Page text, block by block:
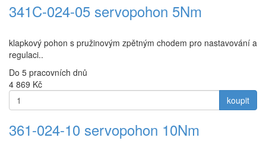
341C-024-05 servopohon 5Nm
klapkový pohon s pružinovým zpětným chodem pro nastavování a
regulaci..
Do 5 pracovních dnů
4 869 Kč
koupit
361-024-10 servopohon 10Nm